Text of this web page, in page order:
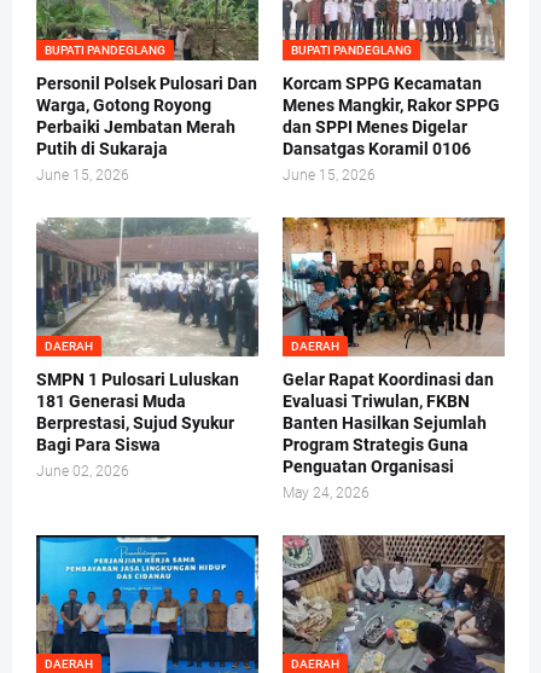
BUPATI PANDEGLANG
Personil Polsek Pulosari Dan
Warga, Gotong Royong
Perbaiki Jembatan Merah
Putih di Sukaraja
June 15, 2026
BUPATI PANDEGLANG
Korcam SPPG Kecamatan
Menes Mangkir, Rakor SPPG
dan SPPI Menes Digelar
Dansatgas Koramil 0106
June 15, 2026
DAERAH
SMPN 1 Pulosari Luluskan
181 Generasi Muda
Berprestasi, Sujud Syukur
Bagi Para Siswa
June 02, 2026
DAERAH
Gelar Rapat Koordinasi dan
Evaluasi Triwulan, FKBN
Banten Hasilkan Sejumlah
Program Strategis Guna
Penguatan Organisasi
May 24, 2026
DAERAH DAERAH